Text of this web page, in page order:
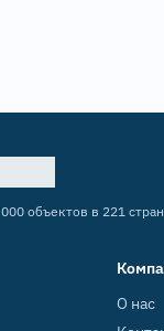
объектов в 221
О нас